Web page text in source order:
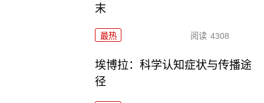
末
最热 阅读 4308
埃博拉：科学认知症状与传播途
径